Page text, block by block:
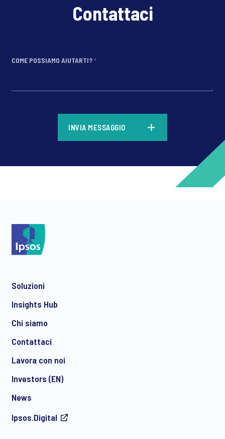
Contattaci
COME POSSIAMO AIUTARTI?*
marketing via e-mail su prodotti e servizi, inclusi inviti a
INVIA MESSAGGIO
Soluzioni
Insights Hub
Chi siamo
Contattaci
Lavora con noi
Investors (EN)
News
Ipsos.Digital